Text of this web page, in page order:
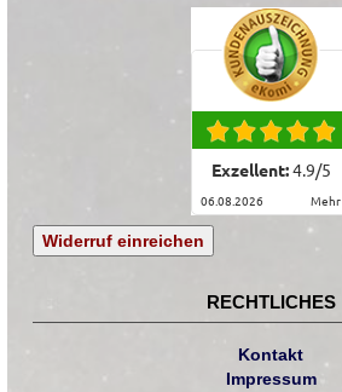
Exzellent:4.9/5
06.08.2026 mehr
Widerruf einreichen
RECHTLICHES
Kontakt
Impressum